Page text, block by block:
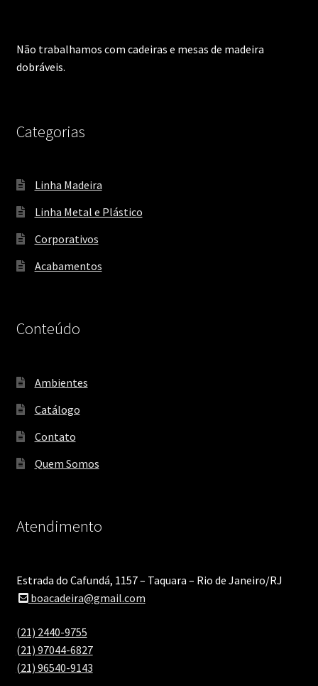
Não trabalhamos com cadeiras e mesas de madeira
dobráveis.
Categorias
Linha Madeira
Linha Metal e Plástico
Corporativos
Acabamentos
Conteúdo
Ambientes
Catálogo
Contato
Quem Somos
Atendimento
Estrada do Cafundá, 1157 – Taquara – Rio de Janeiro/RJ
boacadeira@gmail.com
(21) 2440-9755
(21) 97044-6827
(21) 96540-9143